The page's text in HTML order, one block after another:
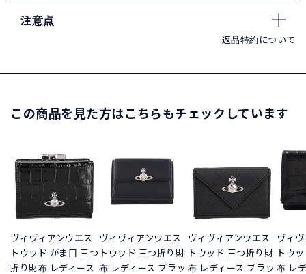
注意点
返品特約について
この商品を見た方はこちらもチェックしています
ヴィヴィアンウエス
トウッド がま口 三つ
折り財布 レディース
ヴィヴィアンウエス
トウッド 三つ折り財
布 レディース ブラッ
ヴィヴィアンウエス
トウッド 三つ折り財
布 レディース ブラッ
ヴィ
トウ
布 レ